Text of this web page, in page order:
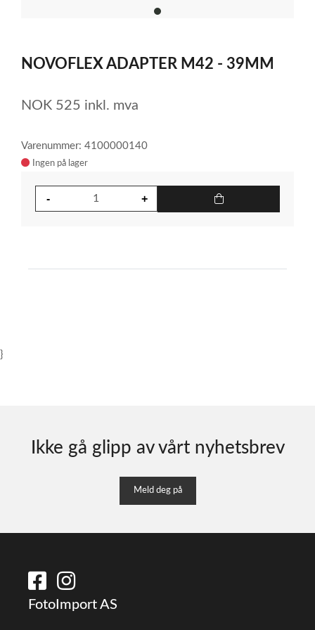
item
of
NOVOFLEX ADAPTER M42 - 39MM
NOK 525 inkl. mva
Varenummer: 4100000140
Ingen på lager
}
Ikke gå glipp av vårt nyhetsbrev
Meld deg på
FotoImport AS